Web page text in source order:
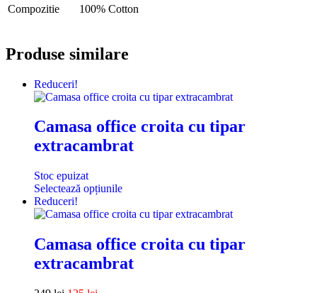
Compozitie
100% Cotton
Produse similare
Reduceri!
Camasa office croita cu tipar
extracambrat
Stoc epuizat
Selectează opțiunile
Reduceri!
Camasa office croita cu tipar
extracambrat